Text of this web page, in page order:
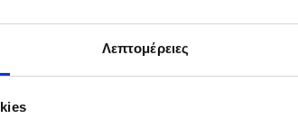
Λεπτομέρειες
at the Chancellery in Berlin, Germany, 14
swiftly. EPA/CLEMENS BILAN